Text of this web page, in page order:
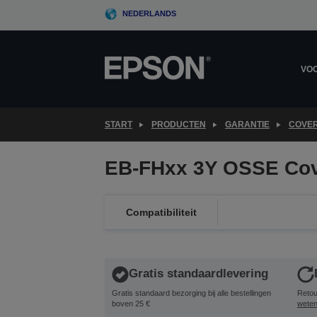
NEDERLANDS
START PRODUCTEN GARANTIE
EB-FHxx 3Y OSSE
Compatibiliteit
Gratis standaardlevering
Gratis standaard bezorging bij alle bestellingen
boven 25 €
weten